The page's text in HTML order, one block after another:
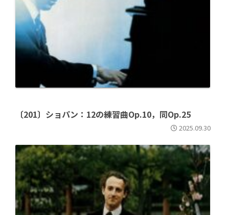
〔201〕ショパン：12の練習曲Op.10，同Op.25
2025.09.30